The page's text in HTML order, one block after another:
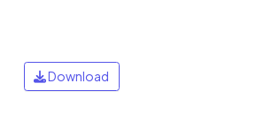
Download